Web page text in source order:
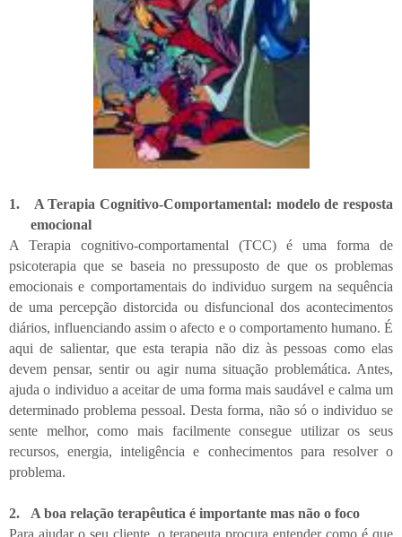
1.
A Terapia Cognitivo-Comportamental: modelo de resposta
emocional
A Terapia cognitivo-comportamental (TCC) é uma forma de
psicoterapia que se baseia no pressuposto de que os problemas
emocionais e comportamentais do individuo surgem na sequência
de uma percepção distorcida ou disfuncional dos acontecimentos
diários, influenciando assim o afecto e o comportamento humano. É
aqui de salientar, que esta terapia não diz às pessoas como elas
devem pensar, sentir ou agir numa situação problemática. Antes,
ajuda o individuo a aceitar de uma forma mais saudável e calma um
determinado problema pessoal. Desta forma, não só o individuo se
sente melhor, como mais facilmente consegue utilizar os seus
recursos, energia, inteligência e conhecimentos para resolver o
problema.
2.
A boa relação terapêutica é importante mas não o foco
Para ajudar o seu cliente, o terapeuta procura entender como é que